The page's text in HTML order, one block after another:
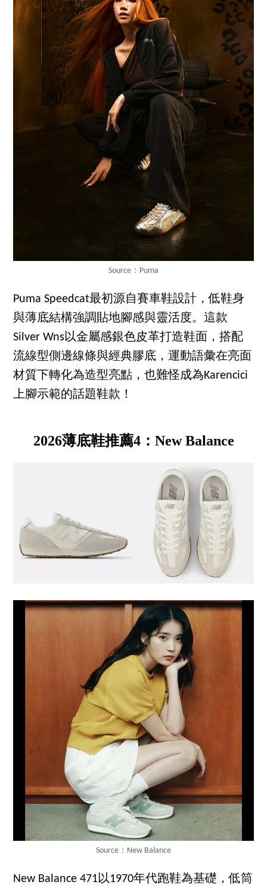
Source：Puma
Puma Speedcat最初源自賽車鞋設計，低鞋身
與薄底結構強調貼地腳感與靈活度。這款
Silver Wns以金屬感銀色皮革打造鞋面，搭配
流線型側邊線條與經典膠底，運動語彙在亮面
材質下轉化為造型亮點，也難怪成為Karencici
上腳示範的話題鞋款！
2026薄底鞋推薦4：New Balance
Source：New Balance
New Balance 471以1970年代跑鞋為基礎，低筒